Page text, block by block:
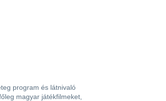
program és látnivaló
magyar játékfilmeket,